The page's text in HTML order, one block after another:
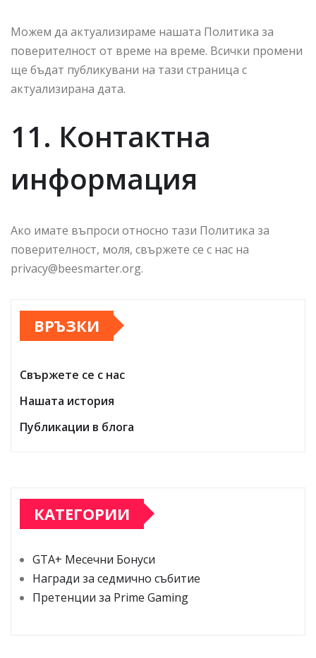
Можем да актуализираме нашата Политика за
поверителност от време на време. Всички промени
ще бъдат публикувани на тази страница с
актуализирана дата.
11. Контактна
информация
Ако имате въпроси относно тази Политика за
поверителност, моля, свържете се с нас на
privacy@beesmarter.org.
ВРЪЗКИ
Свържете се с нас
Нашата история
Публикации в блога
КАТЕГОРИИ
GTA+ Месечни Бонуси
Награди за седмично събитие
Претенции за Prime Gaming